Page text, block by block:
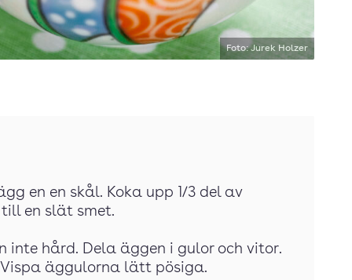
Foto: Jurek Holzer
en en skål. Koka upp 1/3 del av
en slät smet.
inte hård. Dela äggen i gulor och vitor.
äggulorna lätt pösiga.